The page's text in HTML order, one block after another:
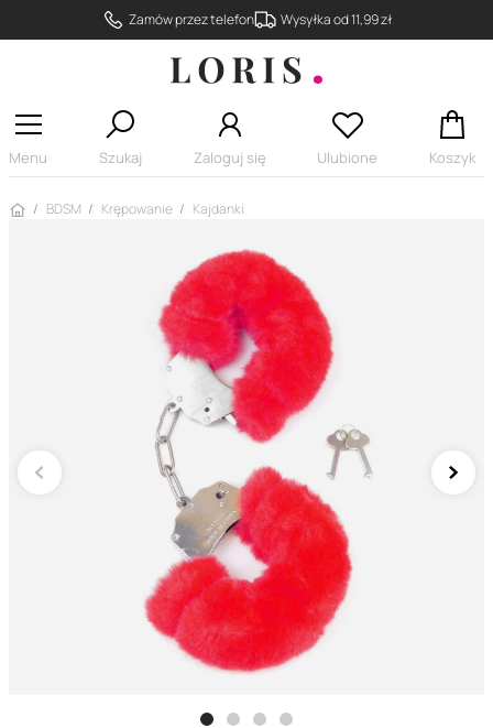
Zamów przez telefon Wysyłka od 11,99 zł
Menu Szukaj Zaloguj się Ulubione Koszyk
Strona główna
BDSM Krępowanie Kajdanki